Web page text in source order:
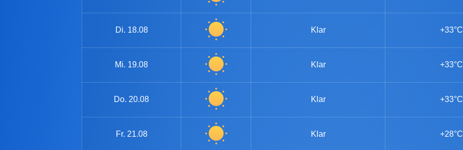
Di. 18.08 Klar +33°C
Mi. 19.08 Klar +33°C
Do. 20.08 Klar +33°C
Fr. 21.08 Klar +28°C